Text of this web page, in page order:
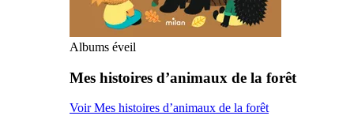
Albums éveil
Mes histoires d’animaux de la forêt
Voir Mes histoires d’animaux de la forêt